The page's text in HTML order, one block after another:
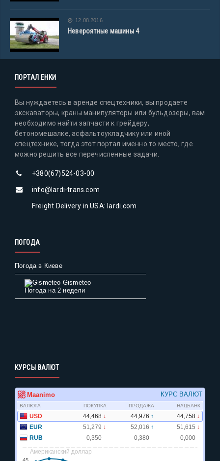
12.08.2016
Невероятные машины 4
ПОРТАЛ ЕНКИ
Вы нуждаетесь в аренде спецтехники, вы продаете
экскаваторы, краны манипуляторы или бульдозеры, вам
необходимо найти запчасти к грейдеру,
бетономешалке, асфальтоукладчику или иной
спецтехнике, тогда этот портал именно то место, где
можно решить все перечисленные задачи.
+380(67)524-03-00
info@lardi-trans.com
Freight Delivery in USA: lardi.com
ПОГОДА
Погода в Киеве
Gismeteo
Погода на 2 недели
КУРСЫ ВАЛЮТ